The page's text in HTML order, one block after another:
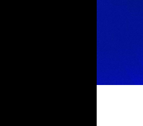
Serie A
L84 e le
queste